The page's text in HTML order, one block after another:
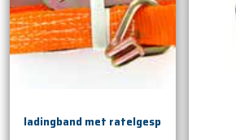
ladingband met ratelgesp